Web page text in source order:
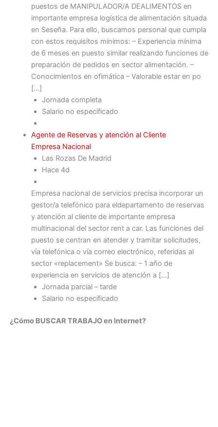
puestos de MANIPULADOR/A DEALIMENTOS en
importante empresa logística de alimentación situada
en Seseña. Para ello, buscamos personal que cumpla
con estos requisitos mínimos: – Experiencia mínima
de 6 meses en puesto similar realizando funciones de
preparación de pedidos en sector alimentación. –
Conocimientos en ofimática – Valorable estar en po
[…]
Jornada completa
Salario no especificado
Agente de Reservas y atención al Cliente
Empresa Nacional
Las Rozas De Madrid
Hace 4d
Empresa nacional de servicios precisa incorporar un
gestor/a telefónico para eldepartamento de reservas
y atención al cliente de importante empresa
multinacional del sector rent a car. Las funciones del
puesto se centran en atender y tramitar solicitudes,
vía telefónica o vía correo electrónico, referidas al
sector «replacement» Se busca: – 1 año de
experiencia en servicios de atención a […]
Jornada parcial – tarde
Salario no especificado
¿Cómo BUSCAR TRABAJO en Internet?